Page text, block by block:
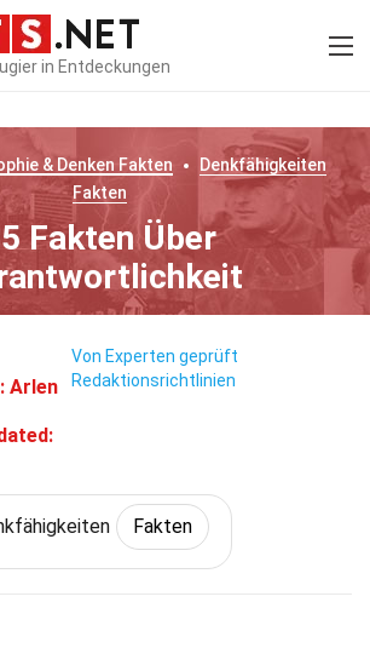
in Entdeckungen
& Denken Fakten
Denkfähigkeiten
Fakten
Fakten Über
Arlen
Von Experten geprüft
Redaktionsrichtlinien
Fakten